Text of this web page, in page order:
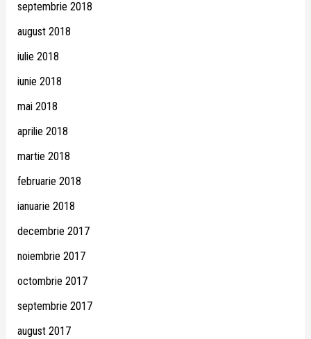
septembrie 2018
august 2018
iulie 2018
iunie 2018
mai 2018
aprilie 2018
martie 2018
februarie 2018
ianuarie 2018
decembrie 2017
noiembrie 2017
octombrie 2017
septembrie 2017
august 2017